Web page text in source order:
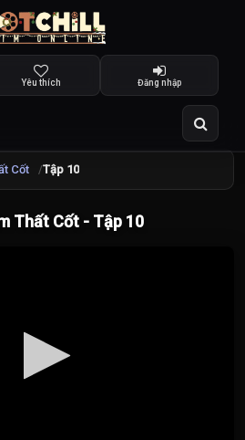
Yêu thích Đăng nhập
Cốt Tập 10
Thất Cốt - Tập 10